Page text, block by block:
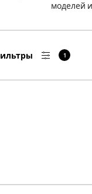
моделей
1